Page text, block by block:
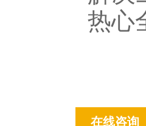
热心
在线咨询